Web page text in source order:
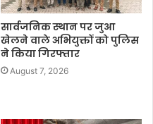
सार्वजनिक स्थान पर जुआ
खेलने वाले अभियुक्तों को पुलिस
ने किया गिरफ्तार
August 7, 2026